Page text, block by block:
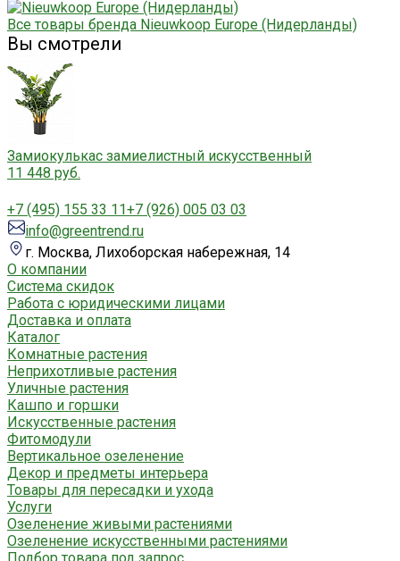
Все товары бренда Nieuwkoop Europe (Нидерланды)
Вы смотрели
Замиокулькас замиелистный искусственный
11 448 руб.
+7 (495) 155 33 11+7 (926) 005 03 03
info@greentrend.ru
г. Москва, Лихоборская набережная, 14
О компании
Система скидок
Работа с юридическими лицами
Доставка и оплата
Каталог
Комнатные растения
Неприхотливые растения
Уличные растения
Кашпо и горшки
Искусственные растения
Фитомодули
Вертикальное озеленение
Декор и предметы интерьера
Товары для пересадки и ухода
Услуги
Озеленение живыми растениями
Озеленение искусственными растениями